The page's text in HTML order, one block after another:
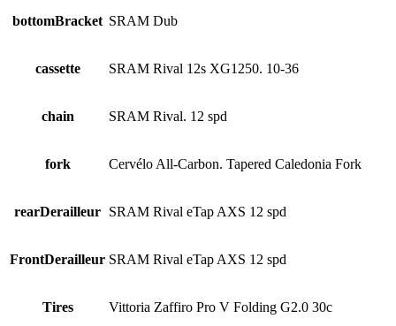
bottomBracket SRAM Dub
cassette SRAM Rival 12s XG1250. 10-36
chain SRAM Rival. 12 spd
fork Cervélo All-Carbon. Tapered Caledonia Fork
rearDerailleur SRAM Rival eTap AXS 12 spd
FrontDerailleur SRAM Rival eTap AXS 12 spd
Tires Vittoria Zaffiro Pro V Folding G2.0 30c